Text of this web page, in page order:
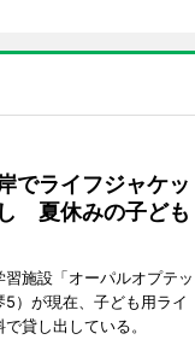
でライフジャケッ
夏休みの子ども
施設「オーパルオプテッ
）が現在、子ども用ライ
貸し出している。